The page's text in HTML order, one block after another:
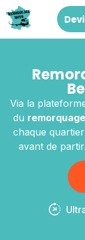
Via la
du
chaque quartier
avant de